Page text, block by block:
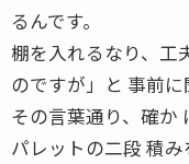
るんです。
棚を入れるなり、工
のですが」と 事前に
その言葉通り、確か
パレットの二段 積